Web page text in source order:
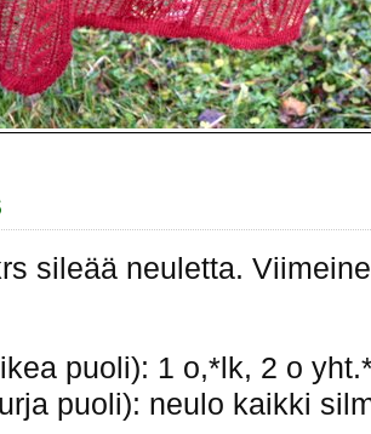
sileää neuletta.
puoli): 1 o,*lk, 2 o
puoli): neulo kaikki